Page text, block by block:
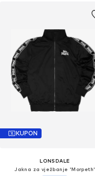
KUPON
LONSDALE
Jakna za vježbanje 'Morpeth'